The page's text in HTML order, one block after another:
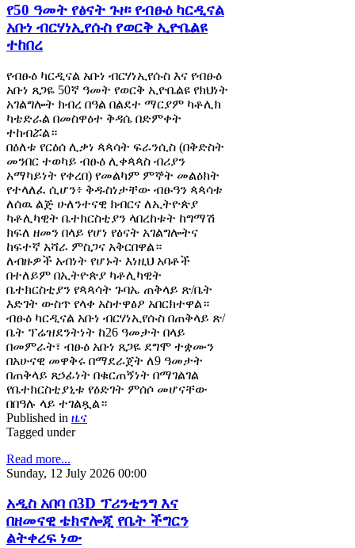
የ50 ዓመት የፅናት ጉዞ፡ የብፁዕ ካርዲናል
አቡነ ብርሃነኢየሱስ የወርቅ ኢዮቤልዩ
ተከበረ
የብፁዕ ካርዲናል አቡነ ብርሃነኢየሱስ እና የብፁዕ
አቡነ ጸጋዬ 50ኛ ዓመት የወርቅ ኢዮቤልዩ የክህነት
አገልግሎት ክብረ በዓል በልደተ ማርያም ካቶሊክ
ካቴድራል በመስዋዕተ ቅዳሴ በድምቀት
ተከብሯል።
በዕለቱ የርዕሰ ሊቃነ ጳጳሳት ፍራንሲስ (በቅድስት
መንበር ተወካይ ብፁዕ ሊቀጳጳስ ብሪያን
አማካይነት የቀረበ) የመልካም ምኞት መልዕክት
የተላለፈ ሲሆን፥ ቅዱስነታቸው ብፁዓን ጳጳሳቱ
ለሰዉ ልጅ ሁለንተናዊ ክብርና ለኢትዮጵያ
ካቶሊካዊት ቤተክርስቲያን ላበረከቱት ከግማሽ
ክፍለ ዘመን በላይ የሆነ የፅናት አገልግሎትና
ከፍተኛ አሻራ ምስጋና አቅርበዋል።
ለብዙዎች አብነት የሆኑት እነዚህ አባቶች
በተለይም በኢትዮጵያ ካቶሊካዊት
ቤተክርስቲያን የጳጳሳት ጉባኤ ጠቅላይ ጽ/ቤት
እድገት ውስጥ የላቀ አስተዋፅዖ አበርክተዋል።
ብፁዕ ካርዲናል አቡነ ብርሃነኢየሱስ በጠቅላይ ጽ/
ቤት ፕሬዝደንትነት ከ26 ዓመታት በላይ
በመምራት፣ ብፁዕ አቡነ ጸጋዬ ደግሞ ተቋሙን
በአሁናዊ መዋቅሩ በማደራጀት ለ9 ዓመታት
በጠቅላይ ጸኃፊነት በቁርጠኝነት በማገልገል
የቤተክርስቲያኒቱ የዕድገት ምሰሶ መሆናቸው
በበዓሉ ላይ ተገልጿል።
Published in ዜና
Tagged under
Read more...
Sunday, 12 July 2026 00:00
አዲስ አበባ በ3D ፕሪንቲንግ እና
በዘመናዊ ቴክኖሎጂ የቤት ችግርን
ልትቀረፍ ነው